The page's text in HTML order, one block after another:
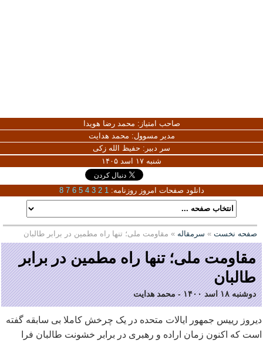
صاحب امتیاز: محمد رضا هویدا
مدیر مسوول: محمد هدایت
سر دبیر: حفیظ الله زکی
شنبه ۱۷ اسد ۱۴۰۵
دانلود صفحات امروز روزنامه: 1
2
3
4
5
6
7
8
صفحه نخست » سرمقاله » مقاومت ملی؛ تنها راه مطمین در برابر طالبان
مقاومت ملی؛ تنها راه مطمین در برابر
طالبان
دوشنبه ۱۸ اسد ۱۴۰۰ -محمد هدایت
دیروز رییس جمهور ایالات متحده در یک چرخش کاملا بی سابقه گفته
است که اکنون زمان اراده و رهبری در برابر خشونت طالبان فرا